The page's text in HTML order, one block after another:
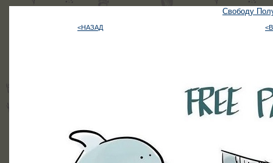
Свободу
<НАЗАД